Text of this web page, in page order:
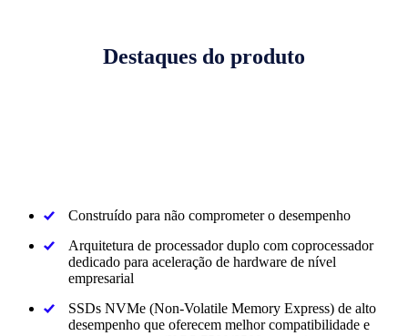
Destaques do produto
Construído para não comprometer o desempenho
Arquitetura de processador duplo com coprocessador
dedicado para aceleração de hardware de nível
empresarial
SSDs NVMe (Non-Volatile Memory Express) de alto
desempenho que oferecem melhor compatibilidade e